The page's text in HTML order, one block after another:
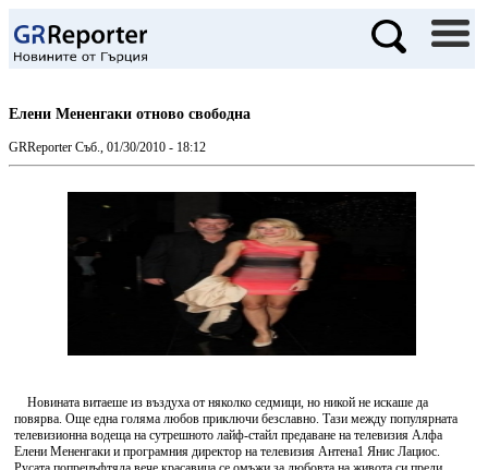
Елени Мененгаки отново свободна
GRReporter Съб., 01/30/2010 - 18:12
Новината витаеше из въздуха от няколко седмици, но никой не искаше да
повярва. Още една голяма любов приключи безславно. Тази между популярната
телевизионна водеща на сутрешното лайф-стайл предаване на телевизия Алфа
Елени Мененгаки и програмния директор на телевизия Антена1 Янис Лациос.